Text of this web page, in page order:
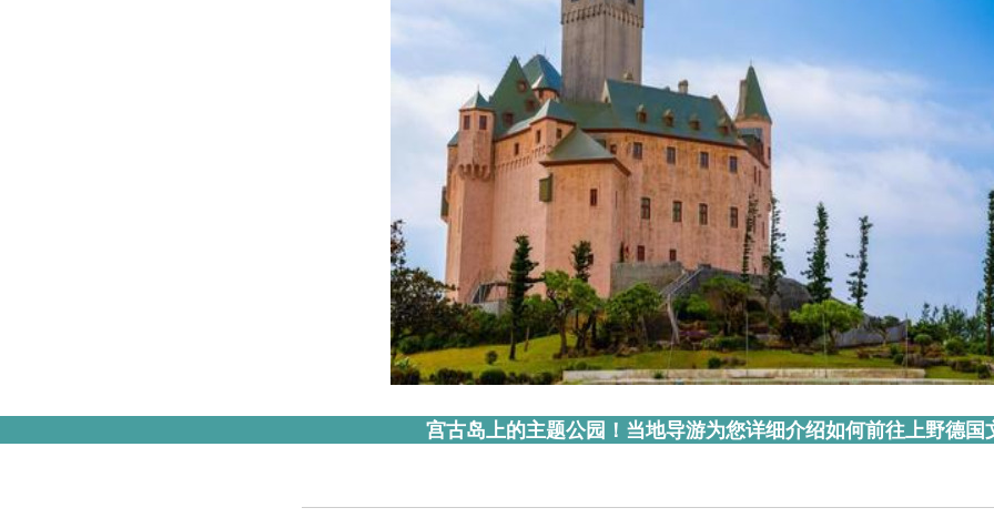
宫古岛上的主题公园！当地导游为您详细介绍如何前往上野德国